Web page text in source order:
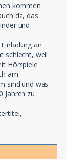
Merlau
Shows!!
dessen
hat,
auch
und Händler
kommen
da, das
und
an
schlecht, weil
Hörspiele
am
sind und was
Jahren zu